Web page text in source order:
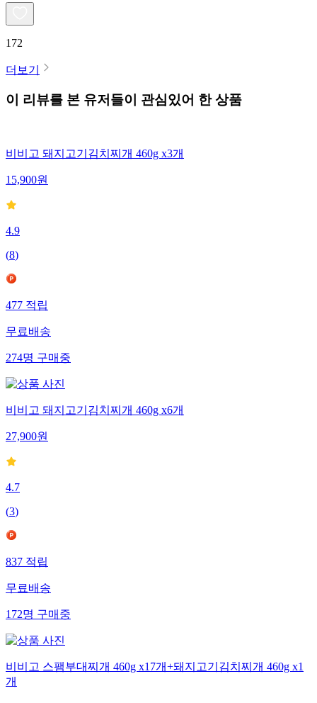
172
더보기
이 리뷰를 본 유저들이 관심있어 한 상품
비비고 돼지고기김치찌개 460g x3개
15,900원
4.9
(8)
477적립
무료배송
274명구매중
비비고 돼지고기김치찌개 460g x6개
27,900원
4.7
(3)
837적립
무료배송
172명구매중
비비고 스팸부대찌개 460g x17개+돼지고기김치찌개 460g x1
개